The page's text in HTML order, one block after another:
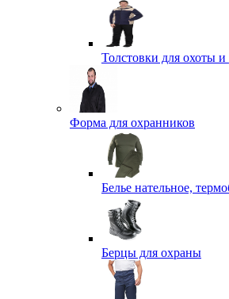
Толстовки для охоты
Форма для охранников
Белье нательное,
Берцы для охраны